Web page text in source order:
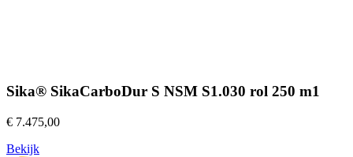
Sika® SikaCarboDur S NSM S1.030 rol 250 m1
€ 7.475,00
Bekijk